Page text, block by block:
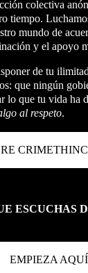
colectiva
tiempo.
mundo de
y el apoyo
de tu
que ningún
lo que tu vida ha
al respeto.
ESCUCHAS
EMPIEZA